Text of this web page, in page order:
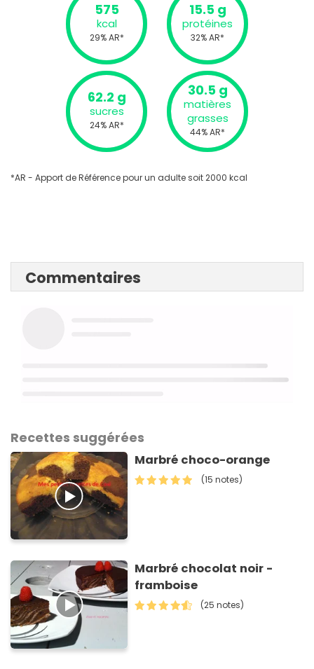
575
kcal
29% AR*
15.5 g
protéines
32% AR*
62.2 g
sucres
24% AR*
30.5 g
matières
grasses
44% AR*
*AR - Apport de Référence pour un adulte soit 2000 kcal
Commentaires
Recettes suggérées
Marbré choco-orange
(15 notes)
Marbré chocolat noir -
framboise
(25 notes)